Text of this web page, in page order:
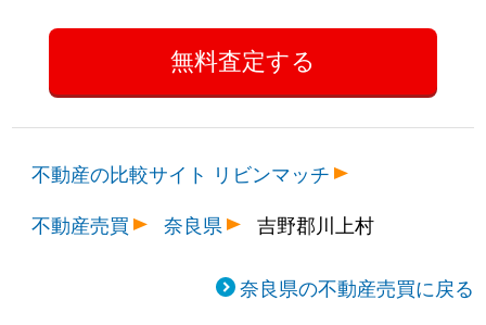
不動産の比較サイト リビンマッチ
不動産売買
奈良県 吉野郡川上村
奈良県の不動産売買に戻る